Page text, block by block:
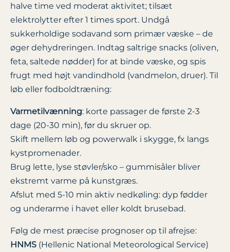
halve time ved moderat aktivitet; tilsæt
elektrolytter efter 1 times sport. Undgå
sukkerholdige sodavand som primær væske – de
øger dehydreringen. Indtag saltrige snacks (oliven,
feta, saltede nødder) for at binde væske, og spis
frugt med højt vandindhold (vandmelon, druer). Til
løb eller fodboldtræning:
Varmetilvænning: korte passager de første 2-3
dage (20-30 min), før du skruer op.
Skift mellem løb og powerwalk i skygge, fx langs
kystpromenader.
Brug lette, lyse støvler/sko – gummisåler bliver
ekstremt varme på kunstgræs.
Afslut med 5-10 min aktiv nedkøling: dyp fødder
og underarme i havet eller koldt brusebad.
Følg de mest præcise prognoser op til afrejse:
HNMS (Hellenic National Meteorological Service)